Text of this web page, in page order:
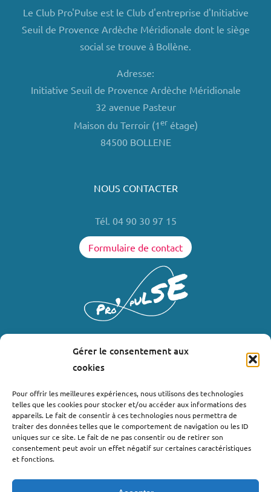
Gérer le consentement aux
cookies
Pour offrir les meilleures expériences, nous utilisons des technologies
telles que les cookies pour stocker et/ou accéder aux informations des
appareils. Le fait de consentir à ces technologies nous permettra de
traiter des données telles que le comportement de navigation ou les ID
uniques sur ce site. Le fait de ne pas consentir ou de retirer son
consentement peut avoir un effet négatif sur certaines caractéristiques
et fonctions.
Le Club Pro'Pulse est le Club d'entreprise d'Initiative
Seuil de Provence Ardèche Méridionale dont le siège
social se trouve à Bollène.
Adresse:
Initiative Seuil de Provence Ardèche Méridionale
32 avenue Pasteur
Maison du Terroir (1erétage)
84500 BOLLENE
NOUS CONTACTER
Tél. 04 90 30 97 15
Formulaire de contact
Où nous trouver ?
Bollène
Nyons
Valréas
Lachapelle-sous-Aubenas